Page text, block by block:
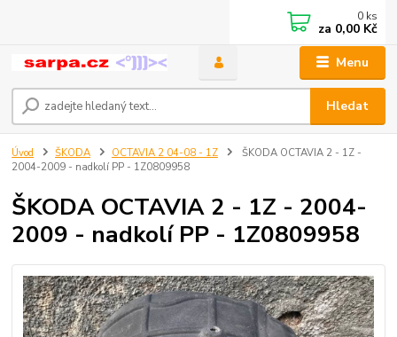
Menu
Hledat
0 ks
za 0,00 Kč
Úvod ŠKODA OCTAVIA 2 04-08 - 1Z
ŠKODA OCTAVIA 2 - 1Z -
2004-2009 - nadkolí PP - 1Z0809958
ŠKODA OCTAVIA 2 - 1Z - 2004-
2009 - nadkolí PP - 1Z0809958